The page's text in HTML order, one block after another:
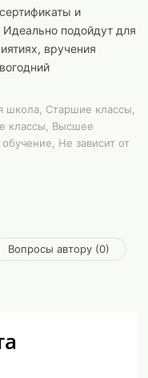
и
подойдут для
вручения
школа, Старшие классы,
классы, Высшее
Не зависит от
Вопросы автору (0)